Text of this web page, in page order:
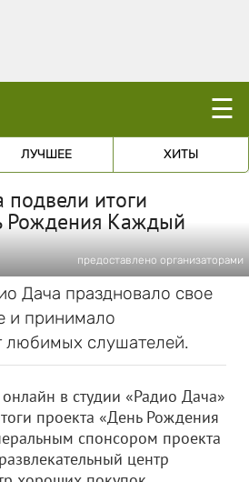
☰
ЛУЧШЕЕ ХИТЫ
итоги
Рождения Каждый
предоставлено организаторами
Дача праздновало свое
и принимало
любимых слушателей.
в студии «Радио Дача»
проекта «День Рождения
спонсором проекта
центр